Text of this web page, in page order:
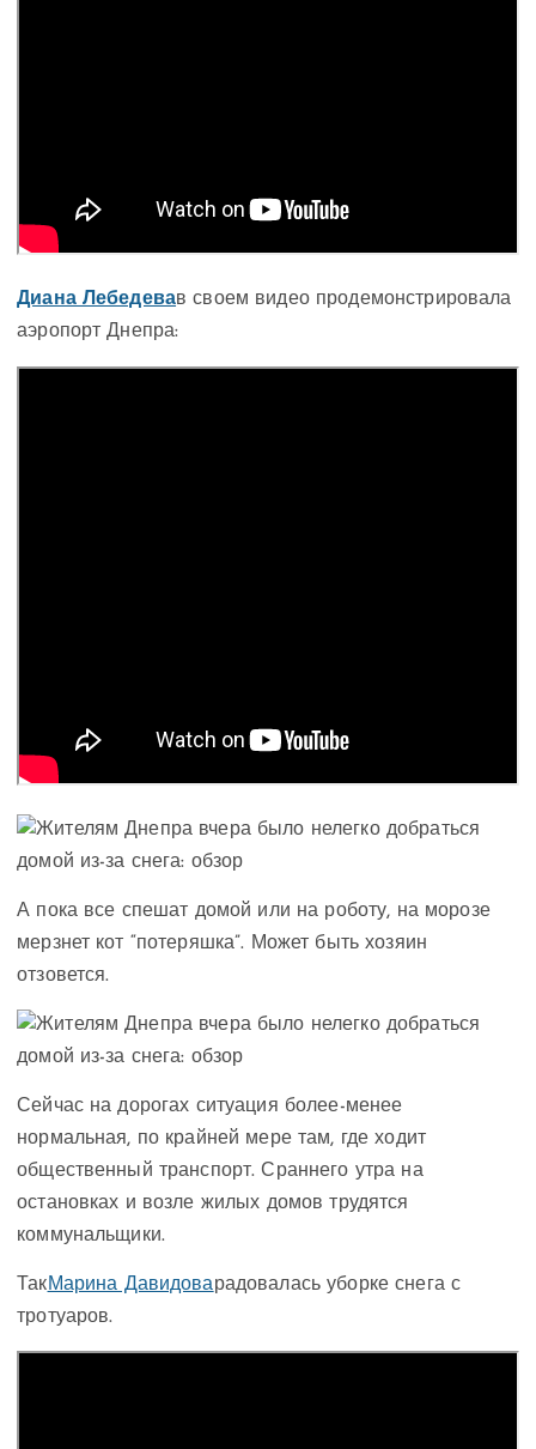
Диана Лебедевав своем видео продемонстрировала
аэропорт Днепра:
А пока все спешат домой или на роботу, на морозе
мерзнет кот “потеряшка”. Может быть хозяин
отзовется.
Сейчас на дорогах ситуация более-менее
нормальная, по крайней мере там, где ходит
общественный транспорт. Сраннего утра на
остановках и возле жилых домов трудятся
коммунальщики.
Так Марина Давидоварадовалась уборке снега с
тротуаров.